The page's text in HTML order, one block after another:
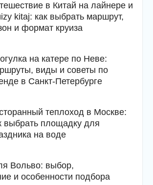
в Китай на лайнере и
kitaj: как выбрать маршрут,
и формат круиза
на катере по Неве:
виды и советы по
в Санкт-Петербурге
теплоход в Москве:
выбрать площадку для
на воде
Вольво: выбор,
и особенности подбора